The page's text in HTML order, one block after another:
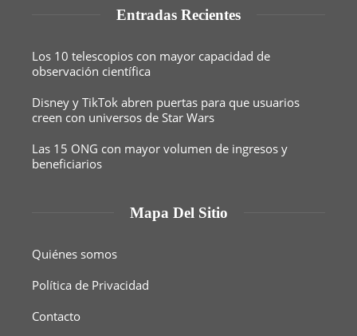
Entradas Recientes
Los 10 telescopios con mayor capacidad de
observación científica
Disney y TikTok abren puertas para que usuarios
creen con universos de Star Wars
Las 15 ONG con mayor volumen de ingresos y
beneficiarios
Mapa Del Sitio
Quiénes somos
Política de Privacidad
Contacto